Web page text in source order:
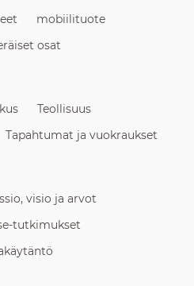
mobiilituote
osat
Teollisuus
Tapahtumat ja vuokraukset
visio ja arvot
tutkimukset